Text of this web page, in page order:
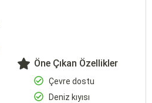
Öne Çıkan Özellikler
Çevre dostu
Deniz kıyısı